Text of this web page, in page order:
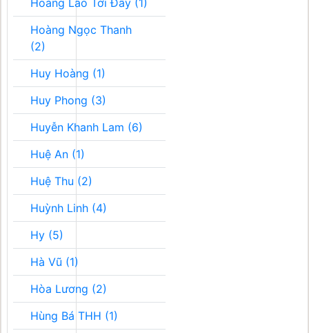
Hoàng Lão Tới Đây (1)
Hoàng Ngọc Thanh
(2)
Huy Hoàng (1)
Huy Phong (3)
Huyễn Khanh Lam (6)
Huệ An (1)
Huệ Thu (2)
Huỳnh Linh (4)
Hy (5)
Hà Vũ (1)
Hòa Lương (2)
Hùng Bá THH (1)